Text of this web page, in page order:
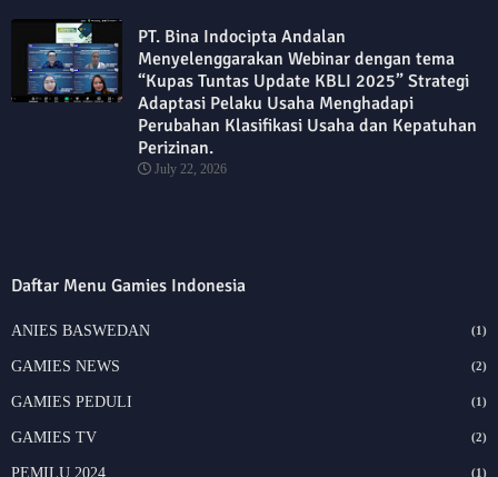
PT. Bina Indocipta Andalan
Menyelenggarakan Webinar dengan tema
“Kupas Tuntas Update KBLI 2025” Strategi
Adaptasi Pelaku Usaha Menghadapi
Perubahan Klasifikasi Usaha dan Kepatuhan
Perizinan.
July 22, 2026
Daftar Menu Gamies Indonesia
ANIES BASWEDAN (1)
GAMIES NEWS (2)
GAMIES PEDULI (1)
GAMIES TV (2)
PEMILU 2024 (1)